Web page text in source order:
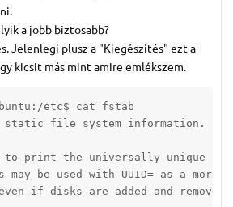
a jobb biztosabb?
Jelenlegi plusz a "Kiegészítés" ezt a
kicsit más mint amire emlékszem.
etc$ cat fstab
file system information.
to print the universally unique
be used with UUID= as a more
if disks are added and